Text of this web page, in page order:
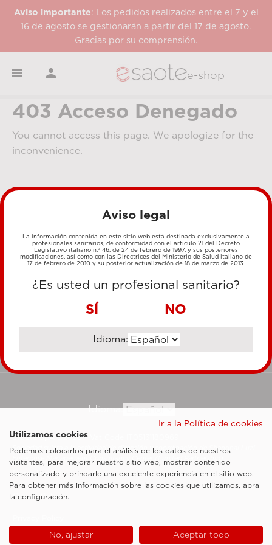
Aviso importante: Los pedidos realizados entre el 7 y el
16 de agosto se gestionarán a partir del 17 de agosto.
Gracias por su comprensión.
  e-shop
403 Acceso Denegado
You cannot access this page. We apologize for the
inconvenience.
MÉTODOS DE PAGO
TRANSFERENCIA BANCARIA
Idioma:
Esaote SpA ©2026 - Vat Code IT05131180969
Sociedad sujeta a la actividad de dirección y coordinación de Shanghai Luzi
Enterprise Management Consultancy Center (Limited Partnership)
Notas legales
Cookie Policy
Aviso legal
La información contenida en este sitio web está destinada exclusivamente a
profesionales sanitarios, de conformidad con el artículo 21 del Decreto
Legislativo italiano n.º 46, de 24 de febrero de 1997, y sus posteriores
modificaciones, así como con las Directrices del Ministerio de Salud italiano de
17 de febrero de 2010 y su posterior actualización de 18 de marzo de 2013.
¿Es usted un profesional sanitario?
SÍ NO
Idioma:
Ir a la Política de cookies
Utilizamos cookies
Podemos colocarlos para el análisis de los datos de nuestros
visitantes, para mejorar nuestro sitio web, mostrar contenido
personalizado y brindarle una excelente experiencia en el sitio web.
Para obtener más información sobre las cookies que utilizamos, abra
la configuración.
No, ajustar Aceptar todo